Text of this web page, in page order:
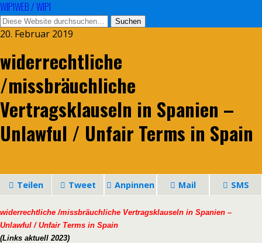
WIPIWEB / WIPI
20. Februar 2019
widerrechtliche
/missbräuchliche
Vertragsklauseln in Spanien –
Unlawful / Unfair Terms in Spain
Teilen Tweet Anpinnen Mail SMS
widerrechtliche /missbräuchliche Vertragsklauseln in Spanien –
Unlawful / Unfair Terms in Spain
(Links aktuell 2023)